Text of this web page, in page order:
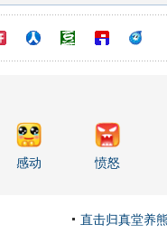
感动 愤怒
直击归真堂养